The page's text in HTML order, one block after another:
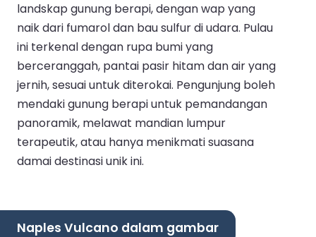
landskap gunung berapi, dengan wap yang
naik dari fumarol dan bau sulfur di udara. Pulau
ini terkenal dengan rupa bumi yang
berceranggah, pantai pasir hitam dan air yang
jernih, sesuai untuk diterokai. Pengunjung boleh
mendaki gunung berapi untuk pemandangan
panoramik, melawat mandian lumpur
terapeutik, atau hanya menikmati suasana
damai destinasi unik ini.
Naples Vulcano dalam gambar